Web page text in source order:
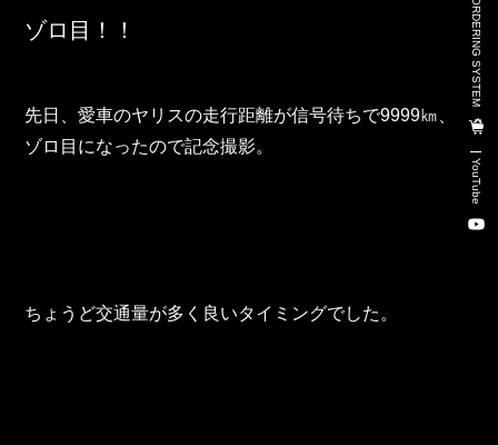
輸出入事業
新卒・キャリア採用コンサルティング事業
YouTube
ゾロ目！！
先日、愛車のヤリスの走行距離が信号待ちで9999㎞、
ゾロ目になったので記念撮影。
ちょうど交通量が多く良いタイミングでした。